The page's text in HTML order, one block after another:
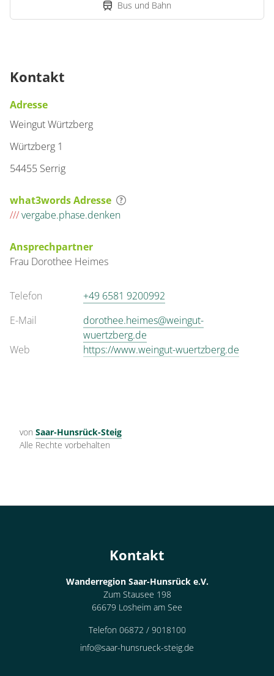
Bus und Bahn
Kontakt
Adresse
Weingut Würtzberg
Würtzberg 1
54455 Serrig
what3words Adresse
///vergabe.phase.denken
Ansprechpartner
Frau Dorothee Heimes
Telefon
+49 6581 9200992
E-Mail
dorothee.heimes@weingut-
wuertzberg.de
Web
https://www.weingut-wuertzberg.de
von Saar-Hunsrück-Steig
Alle Rechte vorbehalten
Kontakt
Wanderregion Saar-Hunsrück e.V.
Zum Stausee 198
66679 Losheim am See
Telefon 06872 / 9018100
info@saar-hunsrueck-steig.de